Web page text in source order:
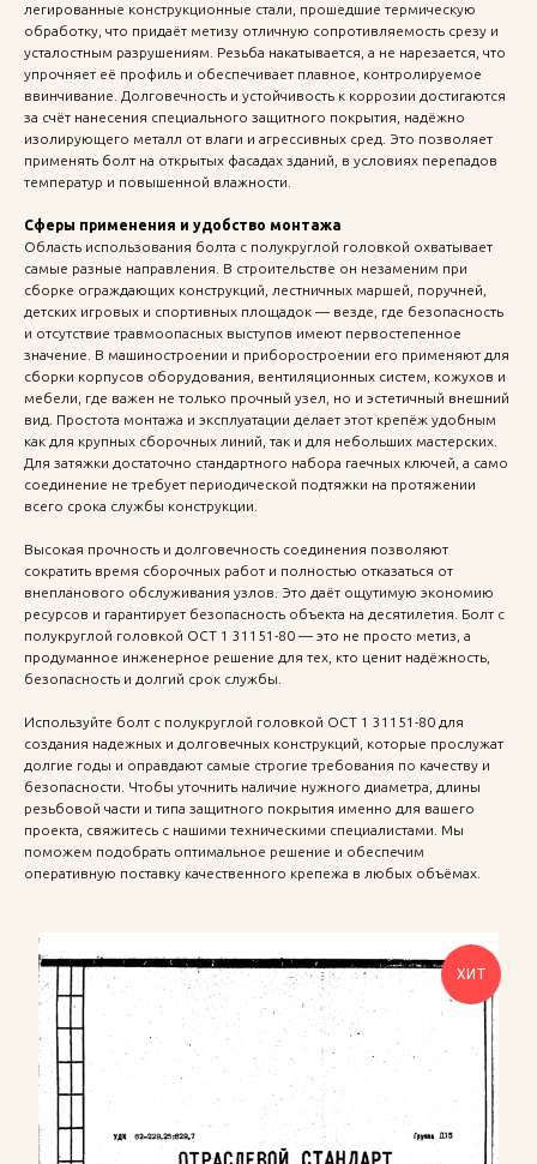
легированные конструкционные стали, прошедшие термическую
обработку, что придаёт метизу отличную сопротивляемость срезу и
усталостным разрушениям. Резьба накатывается, а не нарезается, что
упрочняет её профиль и обеспечивает плавное, контролируемое
ввинчивание. Долговечность и устойчивость к коррозии достигаются
за счёт нанесения специального защитного покрытия, надёжно
изолирующего металл от влаги и агрессивных сред. Это позволяет
применять болт на открытых фасадах зданий, в условиях перепадов
температур и повышенной влажности.
Сферы применения и удобство монтажа
Область использования болта с полукруглой головкой охватывает
самые разные направления. В строительстве он незаменим при
сборке ограждающих конструкций, лестничных маршей, поручней,
детских игровых и спортивных площадок — везде, где безопасность
и отсутствие травмоопасных выступов имеют первостепенное
значение. В машиностроении и приборостроении его применяют для
сборки корпусов оборудования, вентиляционных систем, кожухов и
мебели, где важен не только прочный узел, но и эстетичный внешний
вид. Простота монтажа и эксплуатации делает этот крепёж удобным
как для крупных сборочных линий, так и для небольших мастерских.
Для затяжки достаточно стандартного набора гаечных ключей, а само
соединение не требует периодической подтяжки на протяжении
всего срока службы конструкции.
Высокая прочность и долговечность соединения позволяют
сократить время сборочных работ и полностью отказаться от
внепланового обслуживания узлов. Это даёт ощутимую экономию
ресурсов и гарантирует безопасность объекта на десятилетия. Болт с
полукруглой головкой ОСТ 1 31151-80 — это не просто метиз, а
продуманное инженерное решение для тех, кто ценит надёжность,
безопасность и долгий срок службы.
Используйте болт с полукруглой головкой ОСТ 1 31151-80 для
создания надежных и долговечных конструкций, которые прослужат
долгие годы и оправдают самые строгие требования по качеству и
безопасности. Чтобы уточнить наличие нужного диаметра, длины
резьбовой части и типа защитного покрытия именно для вашего
проекта, свяжитесь с нашими техническими специалистами. Мы
поможем подобрать оптимальное решение и обеспечим
оперативную поставку качественного крепежа в любых объёмах.
ХИТ